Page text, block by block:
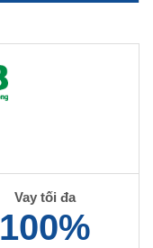
Vay tối đa
100%